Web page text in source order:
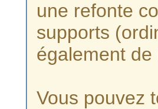
une refonte
supports
également
Vous pouvez